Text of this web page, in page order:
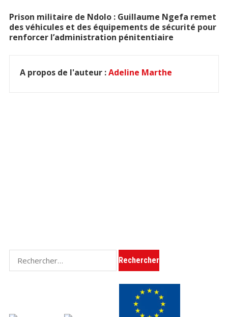
Prison militaire de Ndolo : Guillaume Ngefa remet
des véhicules et des équipements de sécurité pour
renforcer l’administration pénitentiaire
A propos de l'auteur :Adeline Marthe
Rechercher :